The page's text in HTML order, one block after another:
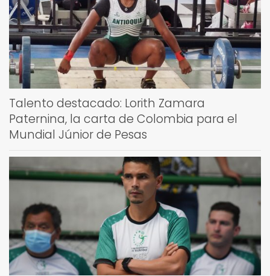
Talento destacado: Lorith Zamara
Paternina, la carta de Colombia para el
Mundial Júnior de Pesas